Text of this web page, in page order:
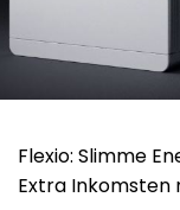
Flexio: Slimme
Extra